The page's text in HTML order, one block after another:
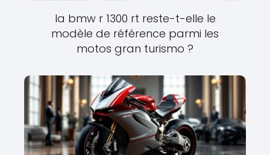
la bmw r 1300 rt reste-t-elle le
modèle de référence parmi les
motos gran turismo ?